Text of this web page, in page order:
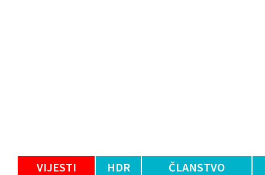
VIJESTI HDR ČLANSTVO